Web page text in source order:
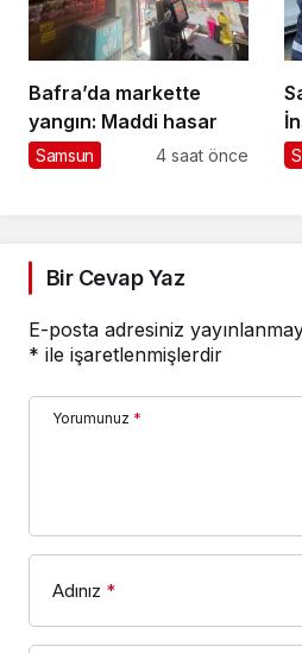
Bafra’da markette
yangın: Maddi hasar
Samsun 4 saat önce
Bir Cevap Yaz
E-posta adresiniz
* ile işaretlenmişlerdir
Yorumunuz *
Adınız *